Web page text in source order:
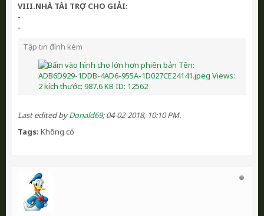
VIII.NHÀ TÀI TRỢ CHO GIẢI:
-
-
Tập tin đính kèm
Last edited byDonald69;04-02-2018, 10:10 PM.
Tags: Không có